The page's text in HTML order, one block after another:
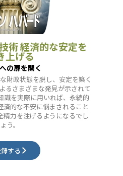
術 経済的な安定を
上げる
の扉を開く
財政状態を脱し、安定を築く
るさまざまな発見が示されて
識を実際に用いれば、永続的
済的な不安に悩まされること
精力を注げるようになるでし
ょう。
する